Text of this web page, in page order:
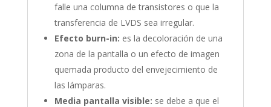
falle una columna de transistores o que la
transferencia de LVDS sea irregular.
Efecto burn-in: es la decoloración de una
zona de la pantalla o un efecto de imagen
quemada producto del envejecimiento de
las lámparas.
Media pantalla visible: se debe a que el